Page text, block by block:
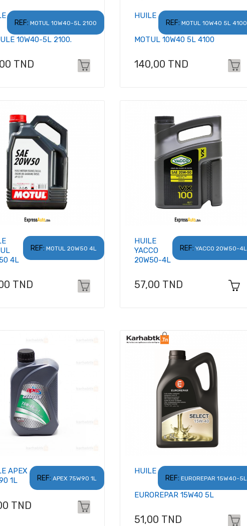
REF: MOTUL 10W40-5L 2100
10W40-5L 2100.
TND
REF: MOTUL 10W40 5L 4100
HUILE
MOTUL 10W40 5L 4100
Prix
140,00 TND
REF: MOTUL 20W50 4L
4L
TND
REF: YACCO 20W50-4L
HUILE
YACCO
20W50-4L
Prix
57,00 TND
REF: APEX 75W90 1L
APEX
1L
TND
REF: EUROREPAR 15W40-5L
HUILE
EUROREPAR 15W40 5L
Prix
51,00 TND